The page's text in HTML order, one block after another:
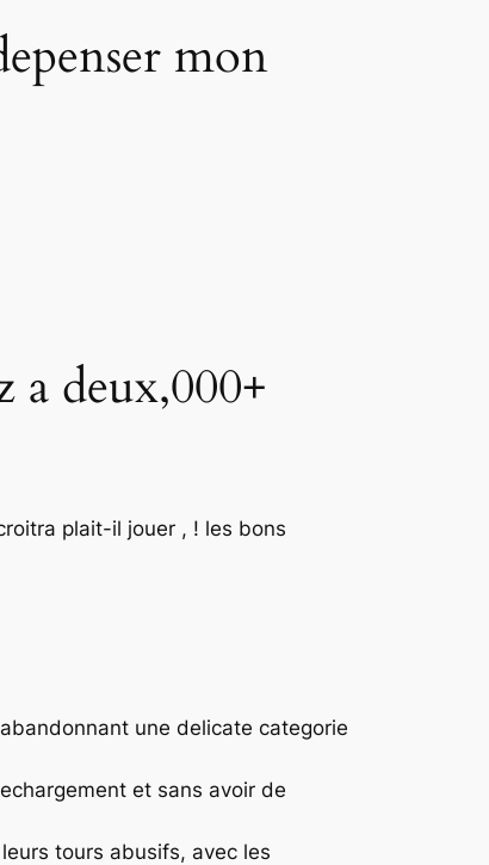
mon
a deux,000+
plait-il jouer , ! les bons
une delicate categorie
et sans avoir de
tours abusifs, avec les